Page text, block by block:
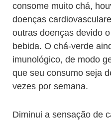
consome muito chá,
doenças
outras doenças devido
bebida. O chá-verde
imunológico, de modo
que seu consumo seja
vezes por semana.
Diminui a sensação de